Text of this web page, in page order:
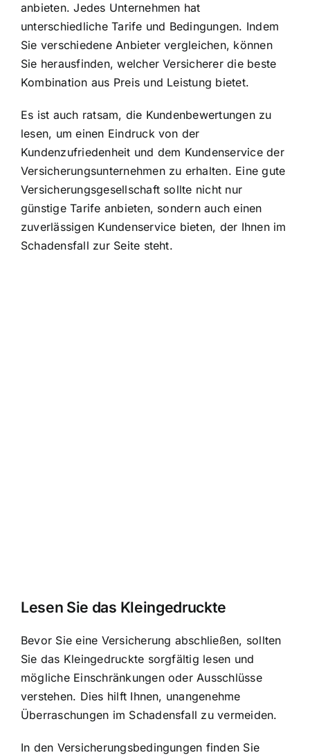
anbieten. Jedes Unternehmen hat
unterschiedliche Tarife und Bedingungen. Indem
Sie verschiedene Anbieter vergleichen, können
Sie herausfinden, welcher Versicherer die beste
Kombination aus Preis und Leistung bietet.
Es ist auch ratsam, die Kundenbewertungen zu
lesen, um einen Eindruck von der
Kundenzufriedenheit und dem Kundenservice der
Versicherungsunternehmen zu erhalten. Eine gute
Versicherungsgesellschaft sollte nicht nur
günstige Tarife anbieten, sondern auch einen
zuverlässigen Kundenservice bieten, der Ihnen im
Schadensfall zur Seite steht.
Lesen Sie das Kleingedruckte
Bevor Sie eine Versicherung abschließen, sollten
Sie das Kleingedruckte sorgfältig lesen und
mögliche Einschränkungen oder Ausschlüsse
verstehen. Dies hilft Ihnen, unangenehme
Überraschungen im Schadensfall zu vermeiden.
In den Versicherungsbedingungen finden Sie